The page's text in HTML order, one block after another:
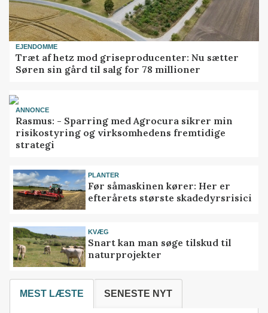
EJENDOMME
Træt af hetz mod griseproducenter: Nu sætter
Søren sin gård til salg for 78 millioner
ANNONCE
Rasmus: - Sparring med Agrocura sikrer min
risikostyring og virksomhedens fremtidige
strategi
PLANTER
Før såmaskinen kører: Her er
efterårets største skadedyrsrisici
KVÆG
Snart kan man søge tilskud til
naturprojekter
MEST LÆSTE SENESTE NYT